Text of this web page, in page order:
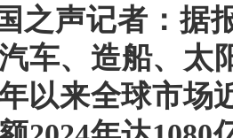
之声记者：据
车、造船、太
以来全球市场